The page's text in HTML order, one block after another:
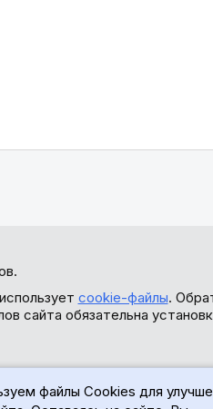
cookie-файлы.
сайта обязательна
файлы Cookies для